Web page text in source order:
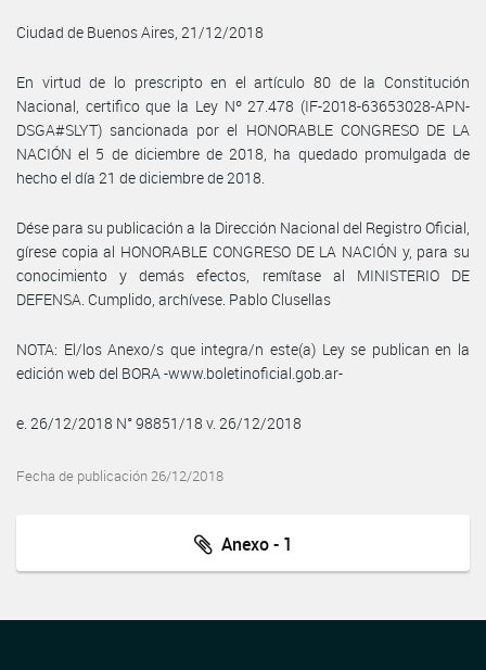
Ciudad de Buenos Aires, 21/12/2018
En virtud de lo prescripto en el artículo 80 de la Constitución
Nacional, certifico que la Ley Nº 27.478 (IF-2018-63653028-APN-
DSGA#SLYT) sancionada por el HONORABLE CONGRESO DE LA
NACIÓN el 5 de diciembre de 2018, ha quedado promulgada de
hecho el día 21 de diciembre de 2018.
Dése para su publicación a la Dirección Nacional del Registro Oficial,
gírese copia al HONORABLE CONGRESO DE LA NACIÓN y, para su
conocimiento y demás efectos, remítase al MINISTERIO DE
DEFENSA. Cumplido, archívese. Pablo Clusellas
NOTA: El/los Anexo/s que integra/n este(a) Ley se publican en la
edición web del BORA -www.boletinoficial.gob.ar-
e. 26/12/2018 N° 98851/18 v. 26/12/2018
Fecha de publicación 26/12/2018
Anexo - 1